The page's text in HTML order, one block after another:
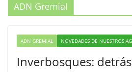
ADN Gremial
ADN GREMIAL NOVEDADES DE NUESTROS
Inverbosques: